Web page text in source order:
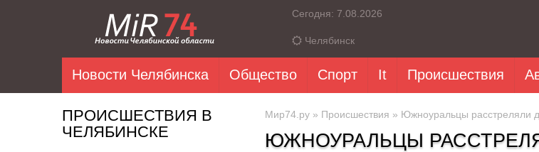
Сегодня: 7.08.2026
Челябинск
Новости Челябинска Общество Спорт It Происшествия
ПРОИСШЕСТВИЯ В
ЧЕЛЯБИНСКЕ
Мир74.ру » Происшествия » Южноуральцы расстреляли
ЮЖНОУРАЛЬЦЫ